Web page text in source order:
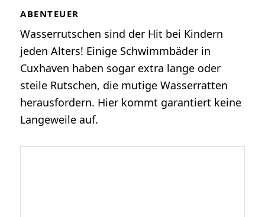
ABENTEUER
Wasserrutschen sind der Hit bei Kindern
jeden Alters! Einige Schwimmbäder in
Cuxhaven haben sogar extra lange oder
steile Rutschen, die mutige Wasserratten
herausfordern. Hier kommt garantiert keine
Langeweile auf.